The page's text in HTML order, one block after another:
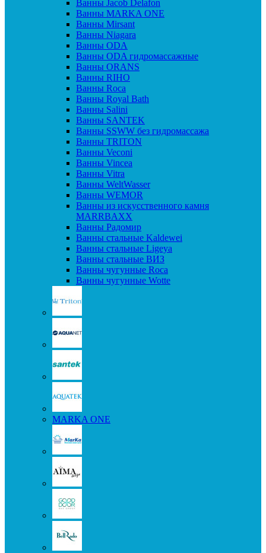
Ванны Jacob Delafon
Ванны MARKA ONE
Ванны Mirsant
Ванны Niagara
Ванны ODA
Ванны ODA гидромассажные
Ванны ORANS
Ванны RIHO
Ванны Roca
Ванны Royal Bath
Ванны Salini
Ванны SANTEK
Ванны SSWW без гидромассажа
Ванны TRITON
Ванны Veconi
Ванны Vincea
Ванны Vitra
Ванны WeltWasser
Ванны WEMOR
Ванны из искусственного камня
MARRBAXX
Ванны Радомир
Ванны стальные Kaldewei
Ванны стальные Ligeya
Ванны стальные ВИЗ
Ванны чугунные Roca
Ванны чугунные Wotte
MARKA ONE